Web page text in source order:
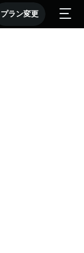
プラン変更